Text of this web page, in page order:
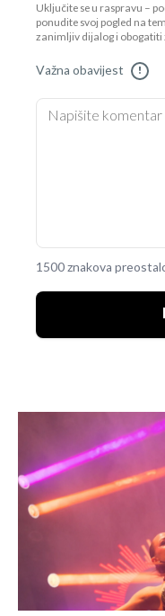
Uključite se u raspravu –
ponudite svoj pogled na
zanimljiv dijalog i obogatiti
Važna obavijest !
1500 znakova